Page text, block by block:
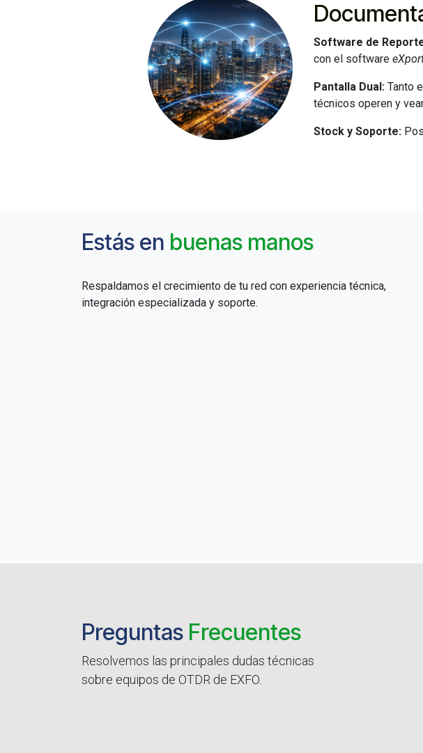
Software de
con el software
Pantalla Dual:Tanto
técnicos operen y
Stock y Soporte:
Estás en buenas manos
Respaldamos el crecimiento de tu red con experiencia técnica,
integración especializada y soporte.
Preguntas Frecuentes
Resolvemos las principales dudas técnicas
sobre equipos de OTDR de EXFO.